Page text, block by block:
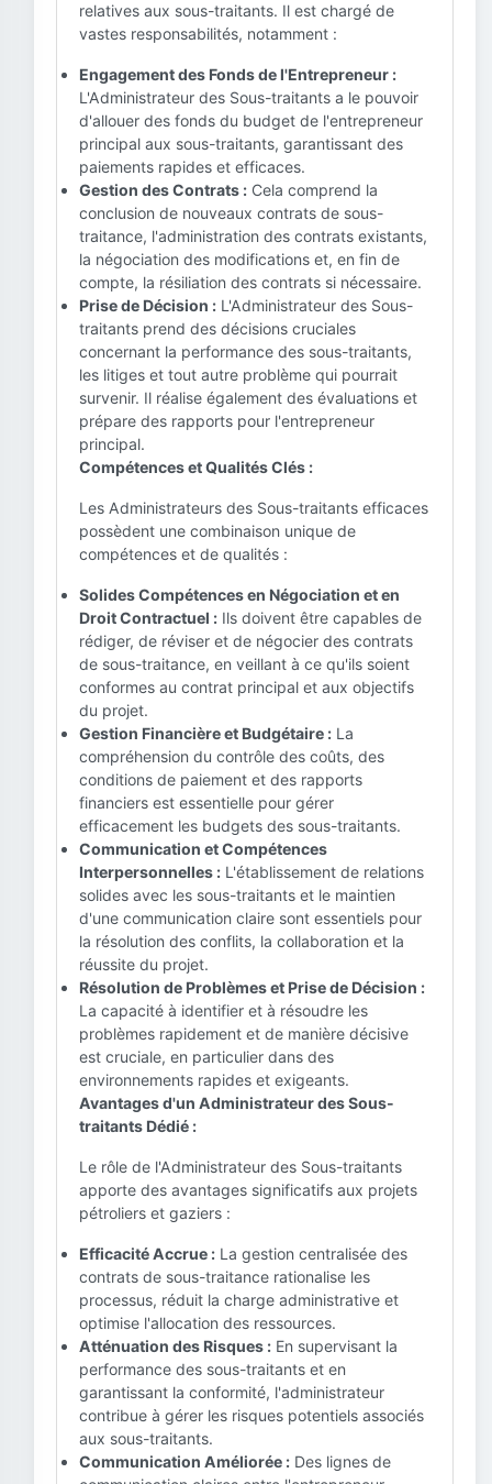
relatives aux sous-traitants. Il est chargé de
vastes responsabilités, notamment :
Engagement des Fonds de l'Entrepreneur :
L'Administrateur des Sous-traitants a le pouvoir
d'allouer des fonds du budget de l'entrepreneur
principal aux sous-traitants, garantissant des
paiements rapides et efficaces.
Gestion des Contrats : Cela comprend la
conclusion de nouveaux contrats de sous-
traitance, l'administration des contrats existants,
la négociation des modifications et, en fin de
compte, la résiliation des contrats si nécessaire.
Prise de Décision : L'Administrateur des Sous-
traitants prend des décisions cruciales
concernant la performance des sous-traitants,
les litiges et tout autre problème qui pourrait
survenir. Il réalise également des évaluations et
prépare des rapports pour l'entrepreneur
principal.
Compétences et Qualités Clés :
Les Administrateurs des Sous-traitants efficaces
possèdent une combinaison unique de
compétences et de qualités :
Solides Compétences en Négociation et en
Droit Contractuel : Ils doivent être capables de
rédiger, de réviser et de négocier des contrats
de sous-traitance, en veillant à ce qu'ils soient
conformes au contrat principal et aux objectifs
du projet.
Gestion Financière et Budgétaire : La
compréhension du contrôle des coûts, des
conditions de paiement et des rapports
financiers est essentielle pour gérer
efficacement les budgets des sous-traitants.
Communication et Compétences
Interpersonnelles : L'établissement de relations
solides avec les sous-traitants et le maintien
d'une communication claire sont essentiels pour
la résolution des conflits, la collaboration et la
réussite du projet.
Résolution de Problèmes et Prise de Décision :
La capacité à identifier et à résoudre les
problèmes rapidement et de manière décisive
est cruciale, en particulier dans des
environnements rapides et exigeants.
Avantages d'un Administrateur des Sous-
traitants Dédié :
Le rôle de l'Administrateur des Sous-traitants
apporte des avantages significatifs aux projets
pétroliers et gaziers :
Efficacité Accrue : La gestion centralisée des
contrats de sous-traitance rationalise les
processus, réduit la charge administrative et
optimise l'allocation des ressources.
Atténuation des Risques : En supervisant la
performance des sous-traitants et en
garantissant la conformité, l'administrateur
contribue à gérer les risques potentiels associés
aux sous-traitants.
Communication Améliorée : Des lignes de